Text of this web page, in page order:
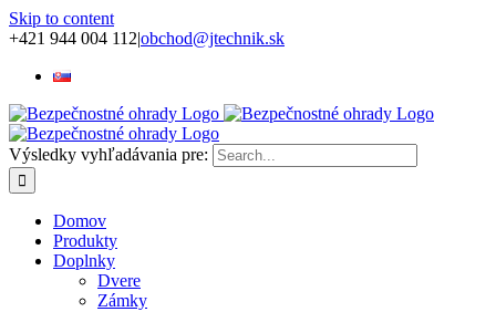
Skip to content
+421 944 004 112|obchod@jtechnik.sk
Výsledky vyhľadávania pre:
Domov
Produkty
Doplnky
Dvere
Zámky